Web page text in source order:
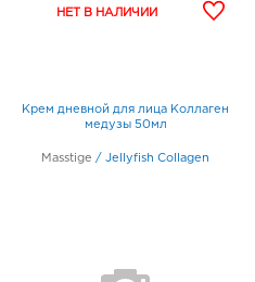
Крем дневной для лица Коллаген
медузы 50мл
Masstige / Jellyfish Collagen